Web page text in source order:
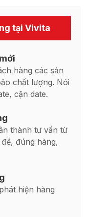
tại Vivita
hàng các sản
chất lượng. Nói
cận date.
thành tư vấn từ
đúng hàng,
hiện hàng